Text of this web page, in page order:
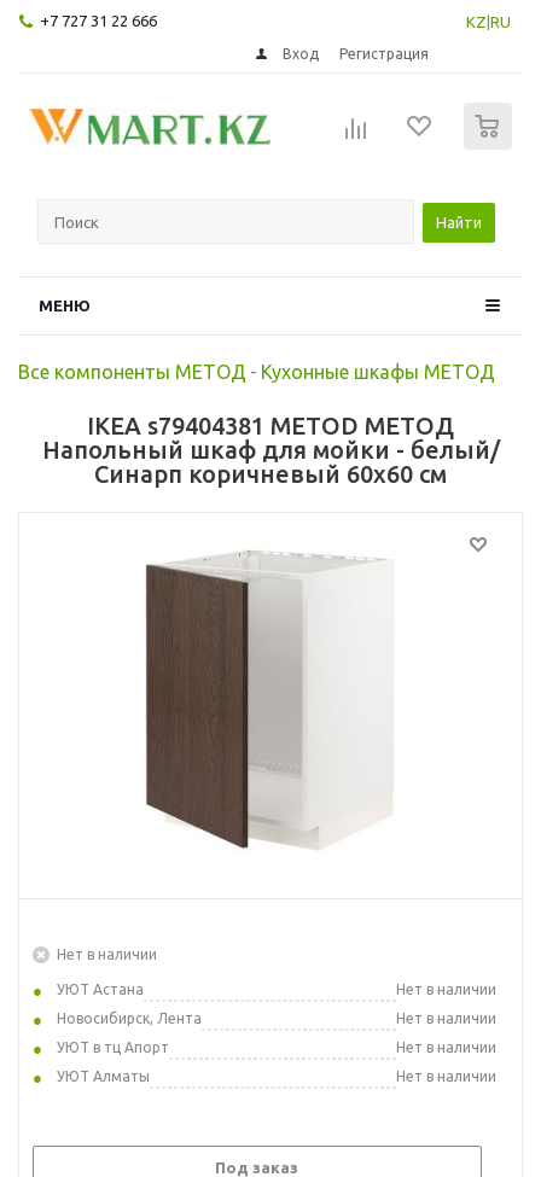
+7 727 31 22 666 KZ RU
Вход Регистрация
Найти
МЕНЮ
Все компоненты МЕТОД - Кухонные шкафы МЕТОД
IKEA s79404381 METOD МЕТОД
Напольный шкаф для мойки - белый/
Синарп коричневый 60x60 см
Нет в наличии
УЮТ Астана
Нет в наличии
Новосибирск, Лента
Нет в наличии
УЮТ в тц Апорт
Нет в наличии
УЮТ Алматы
Нет в наличии
Под заказ